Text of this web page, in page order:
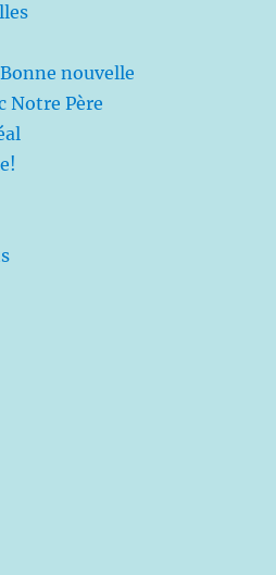
nouvelle
Notre Père